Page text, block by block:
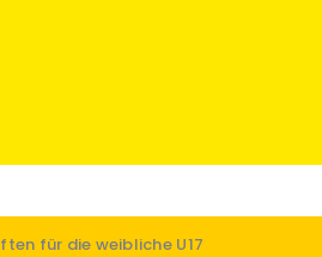
für die weibliche U17